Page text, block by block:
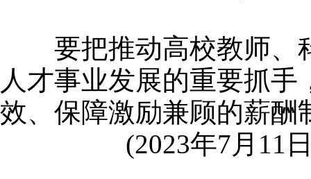
要把推动高校教师、科
人才事业发展的重要抓
效、保障激励兼顾的薪酬
(2023年7月11日